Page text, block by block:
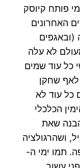
פותח קיוסק
האחרונים
(ובאגפים
לא עלה
כל עוד שמים
לאף שחקן
כל עוד לא
הכלכלי
שאת
ושהרגולציה
תמו ימי ה-